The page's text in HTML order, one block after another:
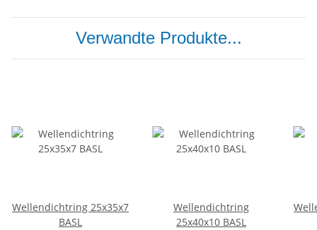
Verwandte Produkte...
Wellendichtring 25x35x7
BASL
Wellendichtring
25x40x10 BASL